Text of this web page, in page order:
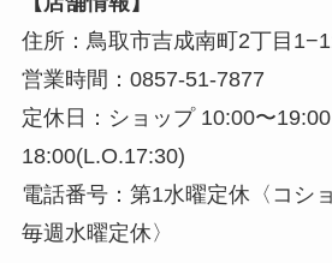
住所：鳥取市吉成南町2丁目
営業時間：0857-51-7877
定休日：ショップ 10:00〜
18:00(L.O.17:30)
電話番号：第1水曜定休〈コシ
毎週水曜定休〉